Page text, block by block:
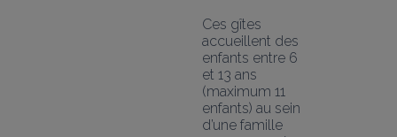
Ces gîtes
accueillent des
enfants entre 6
et 13 ans
(maximum 11
enfants) au sein
d’une famille